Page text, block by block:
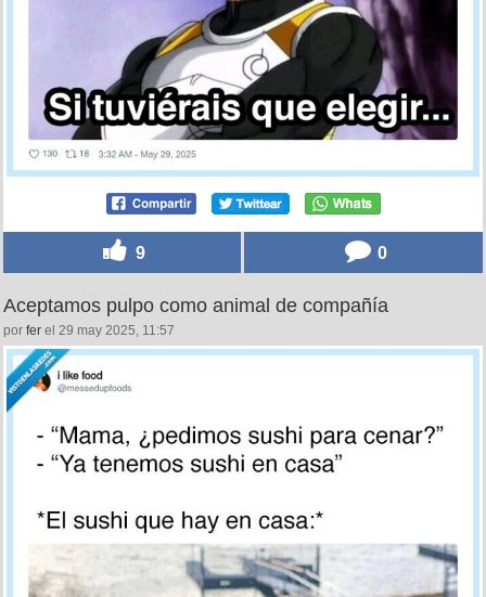
9 0
Aceptamos pulpo como animal de compañía
por fer el 29 may 2025, 11:57